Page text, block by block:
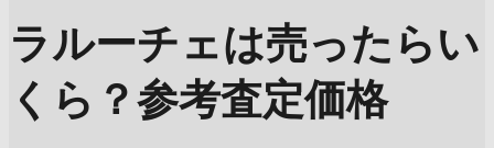
ラルーチェは売ったらい
くら？参考査定価格